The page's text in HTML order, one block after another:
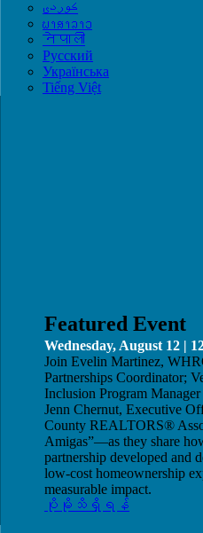
ພາສາລາວ
नेपाली
Русский
Українська
Tiếng Việt
Featured Event
Wednesday, August 12 |
Join Evelin Martinez,
Partnerships Coordinator;
Inclusion Program
Jenn Chernut, Executive
County REALTORS®
Amigas”—as they share
partnership developed and
low-cost homeownership
measurable impact.
ပိုမိုသိရှိရန်